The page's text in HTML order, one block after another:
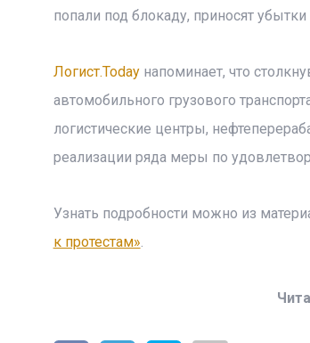
попали под блокаду, приносят
Логист.Todayнапоминает, что
автомобильного грузового
логистические центры,
реализации ряда меры по
Узнать подробности можно из
к протестам».